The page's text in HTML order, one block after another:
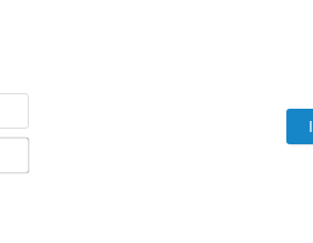
Nome
Email*